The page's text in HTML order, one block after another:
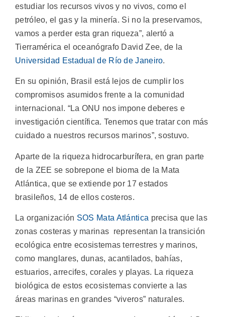
estudiar los recursos vivos y no vivos, como el
petróleo, el gas y la minería. Si no la preservamos,
vamos a perder esta gran riqueza”, alertó a
Tierramérica el oceanógrafo David Zee, de la
Universidad Estadual de Río de Janeiro.
En su opinión, Brasil está lejos de cumplir los
compromisos asumidos frente a la comunidad
internacional. “La ONU nos impone deberes e
investigación científica. Tenemos que tratar con más
cuidado a nuestros recursos marinos”, sostuvo.
Aparte de la riqueza hidrocarburífera, en gran parte
de la ZEE se sobrepone el bioma de la Mata
Atlántica, que se extiende por 17 estados
brasileños, 14 de ellos costeros.
La organización SOS Mata Atlántica precisa que las
zonas costeras y marinas representan la transición
ecológica entre ecosistemas terrestres y marinos,
como manglares, dunas, acantilados, bahías,
estuarios, arrecifes, corales y playas. La riqueza
biológica de estos ecosistemas convierte a las
áreas marinas en grandes “viveros” naturales.